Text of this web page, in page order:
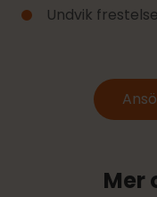
Undvik
Mer